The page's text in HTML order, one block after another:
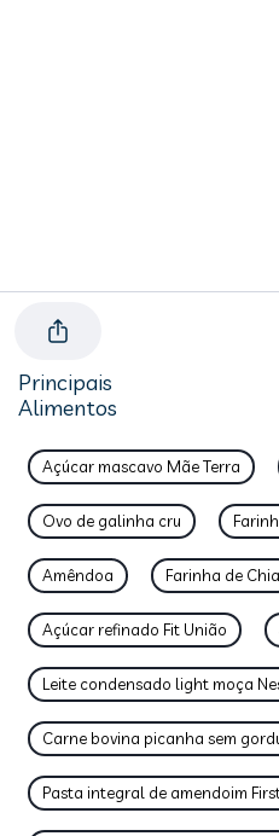
Principais
Alimentos
Açúcar mascavo Mãe Terra
Ovo de galinha cru
Amêndoa Farinha de Chia
Açúcar refinado Fit União
Leite condensado light moça
Carne bovina picanha sem
Pasta integral de amendoim